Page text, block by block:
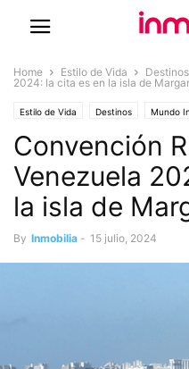
Home Estilo de Vida Destinos
2024: la cita es en la isla de
Estilo de Vida Destinos Mundo
Eventos y Ferias Inmobiliarias
Convención
Venezuela
la isla de
By Inmobilia - 15 julio, 2024